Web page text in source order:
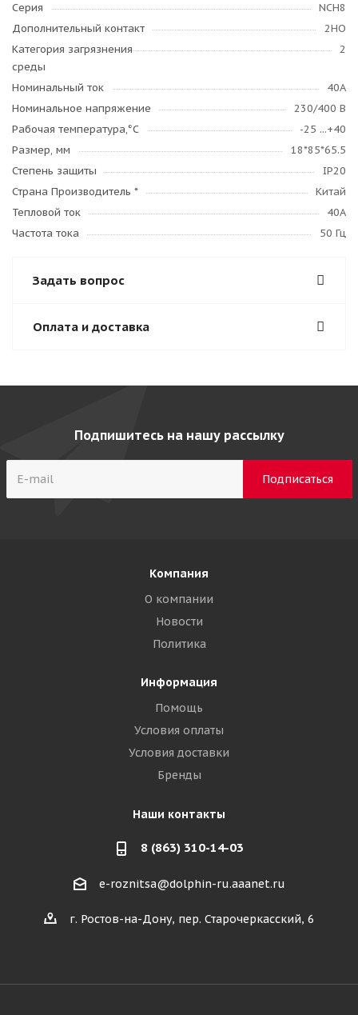
Серия
NCH8
Дополнительный контакт
2НО
Категория загрязнения
среды
2
Номинальный ток
40А
Номинальное напряжение
230/400 В
Рабочая температура,°C
-25 ...+40
Размер, мм
18*85*65.5
Степень защиты
IP20
Страна Производитель *
Китай
Тепловой ток
40А
Частота тока
50 Гц
Задать вопрос
Оплата и доставка
Подпишитесь на нашу рассылку
Компания
О компании
Новости
Политика
Информация
Помощь
Условия оплаты
Условия доставки
Бренды
Наши контакты
8 (863) 310-14-03
e-roznitsa@dolphin-ru.aaanet.ru
г. Ростов-на-Дону, пер. Старочеркасский, 6